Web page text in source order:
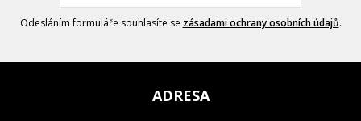
Odesláním formuláře souhlasíte se zásadami ochrany osobních údajů.
ADRESA